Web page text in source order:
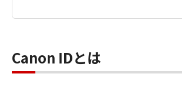
Canon IDとは